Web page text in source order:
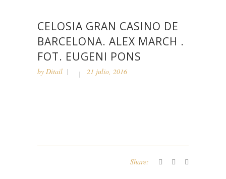
CELOSIA GRAN CASINO DE
BARCELONA. ALEX MARCH .
FOT. EUGENI PONS
by Ditail 21 julio, 2016
Share: